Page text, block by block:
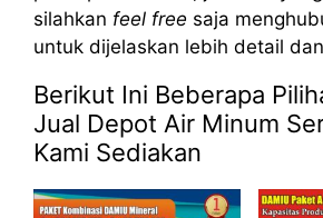
silahkan feel free saja
untuk dijelaskan lebih detail
Berikut Ini Beberapa
Jual Depot Air Minum
Kami Sediakan